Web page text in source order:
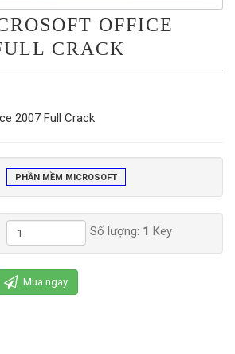
OFFICE
CRACK
2007 Full Crack
PHẦN MỀM MICROSOFT
Số lượng: 1 Key
Mua ngay